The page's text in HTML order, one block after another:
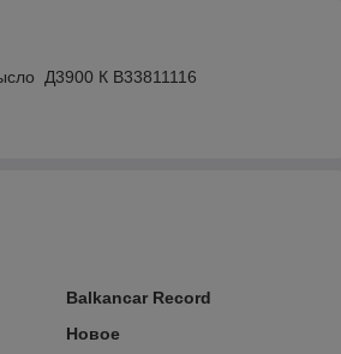
Д3900 К В33811116
Balkancar Record
Новое